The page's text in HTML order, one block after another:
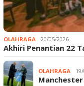
OLAHRAGA 20/05/2026
Akhiri Penantian 22
OLAHRAGA